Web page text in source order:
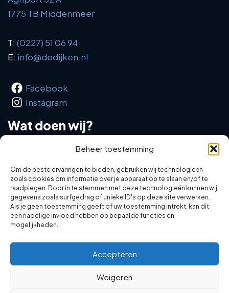
Beheer toestemming
Om de beste ervaringen te bieden, gebruiken wij technologieën
zoals cookies om informatie over je apparaat op te slaan en/of te
raadplegen. Door in te stemmen met deze technologieën kunnen wij
gegevens zoals surfgedrag of unieke ID's op deze site verwerken.
Als je geen toestemming geeft of uw toestemming intrekt, kan dit
een nadelige invloed hebben op bepaalde functies en
mogelijkheden.
Accepteren
Weigeren
1775 TB Middenmeer
T: (0227) 51 06 94
E: info@dedijken.nl
Facebook
Instagram
Wat doen wij?
Taxaties
Bedrijfsverplaatsingen
Emigratie
Kavelruil
Copyright © 2026 De Dijken | Agrarische Makelaardij &
Taxaties |Privacybeleid